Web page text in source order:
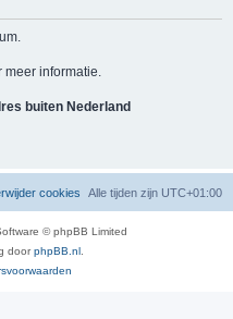
meer informatie.
buiten Nederland
Alle tijden zijn UTC+01:00
cookies
© phpBB Limited
doorphpBB.nl